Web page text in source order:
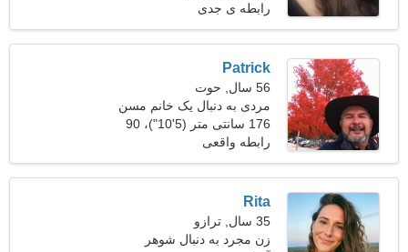
رابطه ی جدی
Patrick
56 سال, حوت
مردی به دنبال یک خانم مسن
45-52
176 سانتی متر (5'10")، 90
کیلوگرم (198 پوند)
رابطه واقعی
Rita
35 سال, ترازو
زن مجرد به دنبال شوهر